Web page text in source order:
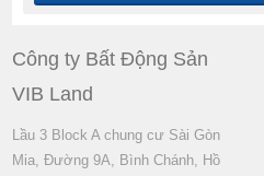
Công ty Bất Động Sản
VIB Land
Lầu 3 Block A chung cư Sài Gòn
Mia, Đường 9A, Bình Chánh, Hồ